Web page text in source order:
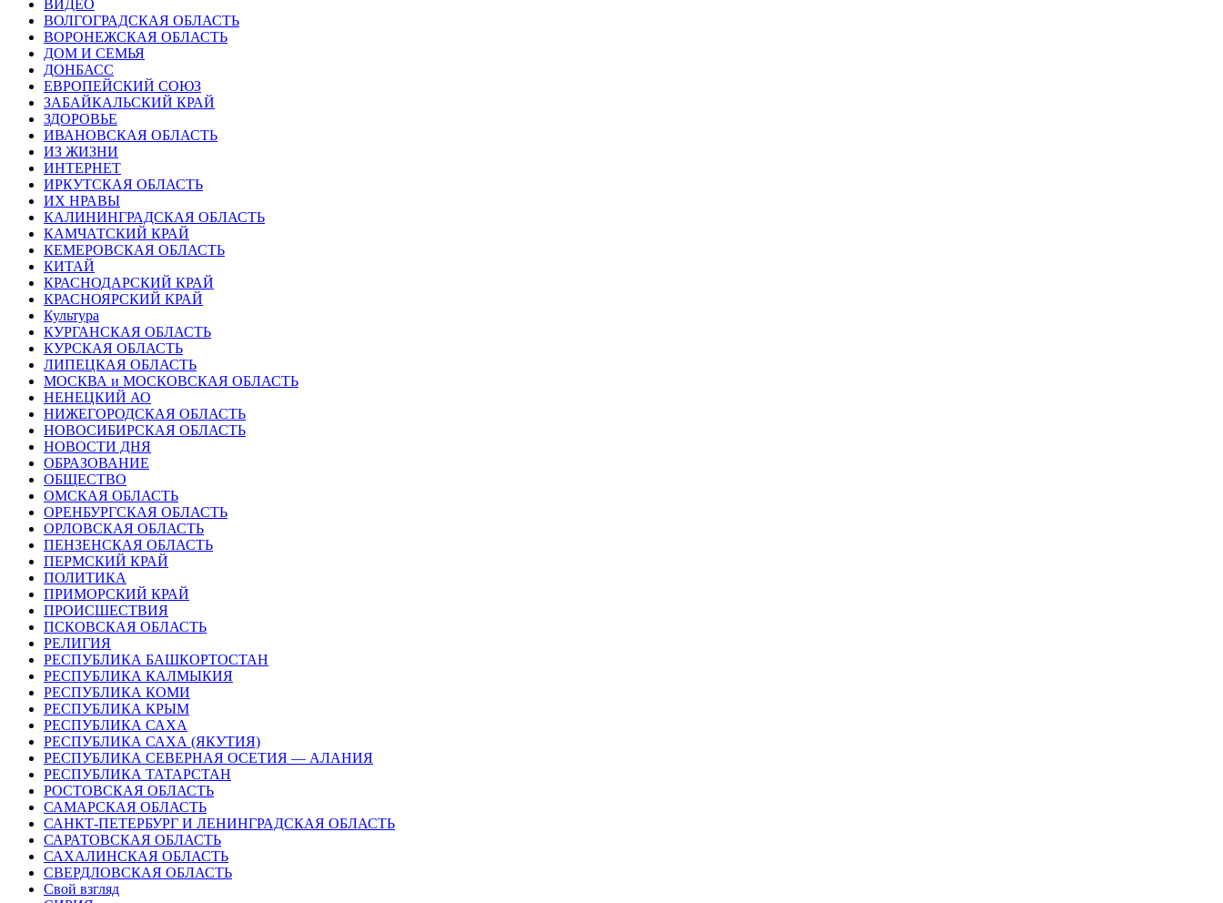
ВИДЕО
ВОЛГОГРАДСКАЯ ОБЛАСТЬ
ВОРОНЕЖСКАЯ ОБЛАСТЬ
ДОМ И СЕМЬЯ
ДОНБАСС
ЕВРОПЕЙСКИЙ СОЮЗ
ЗАБАЙКАЛЬСКИЙ КРАЙ
ЗДОРОВЬЕ
ИВАНОВСКАЯ ОБЛАСТЬ
ИЗ ЖИЗНИ
ИНТЕРНЕТ
ИРКУТСКАЯ ОБЛАСТЬ
ИХ НРАВЫ
КАЛИНИНГРАДCКАЯ ОБЛАСТЬ
КАМЧАТСКИЙ КРАЙ
КЕМЕРОВСКАЯ ОБЛАСТЬ
КИТАЙ
КРАСНОДАРСКИЙ КРАЙ
КРАСНОЯРСКИЙ КРАЙ
Культура
КУРГАНСКАЯ ОБЛАСТЬ
КУРСКАЯ ОБЛАСТЬ
ЛИПЕЦКАЯ ОБЛАСТЬ
МОСКВА и МОСКОВСКАЯ ОБЛАСТЬ
НЕНЕЦКИЙ АО
НИЖЕГОРОДСКАЯ ОБЛАСТЬ
НОВОСИБИРСКАЯ ОБЛАСТЬ
НОВОСТИ ДНЯ
ОБРАЗОВАНИЕ
ОБЩЕСТВО
ОМСКАЯ ОБЛАСТЬ
ОРЕНБУРГСКАЯ ОБЛАСТЬ
ОРЛОВСКАЯ ОБЛАСТЬ
ПЕНЗЕНСКАЯ ОБЛАСТЬ
ПЕРМСКИЙ КРАЙ
ПОЛИТИКА
ПРИМОРСКИЙ КРАЙ
ПРОИСШЕСТВИЯ
ПСКОВСКАЯ ОБЛАСТЬ
РЕЛИГИЯ
РЕСПУБЛИКА БАШКОРТОСТАН
РЕСПУБЛИКА КАЛМЫКИЯ
РЕСПУБЛИКА КОМИ
РЕСПУБЛИКА КРЫМ
РЕСПУБЛИКА САХА
РЕСПУБЛИКА САХА (ЯКУТИЯ)
РЕСПУБЛИКА СЕВЕРНАЯ ОСЕТИЯ — АЛАНИЯ
РЕСПУБЛИКА ТАТАРСТАН
РОСТОВСКАЯ ОБЛАСТЬ
САМАРСКАЯ ОБЛАСТЬ
САНКТ-ПЕТЕРБУРГ И ЛЕНИНГРАДСКАЯ ОБЛАСТЬ
САРАТОВСКАЯ ОБЛАСТЬ
САХАЛИНСКАЯ ОБЛАСТЬ
СВЕРДЛОВСКАЯ ОБЛАСТЬ
Свой взгляд